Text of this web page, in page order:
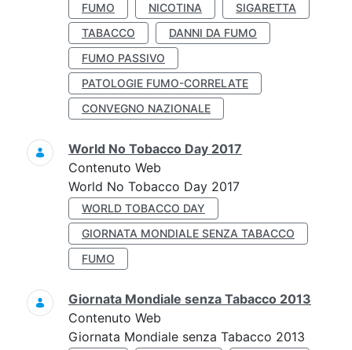
FUMO NICOTINA
SIGARETTA
TABACCO
DANNI DA FUMO
FUMO PASSIVO
PATOLOGIE FUMO-CORRELATE
CONVEGNO NAZIONALE
World No Tobacco Day 2017
Contenuto Web
World No Tobacco Day 2017
WORLD TOBACCO DAY
GIORNATA MONDIALE SENZA TABACCO
FUMO
Giornata Mondiale senza Tabacco 2013
Contenuto Web
Giornata Mondiale senza Tabacco 2013